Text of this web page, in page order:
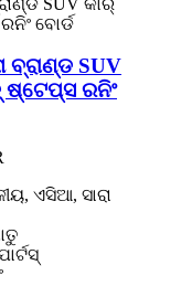
ବ୍ରାଣ୍ଡ SUV
ରନିଂ
ଏସିଆ, ସାରା